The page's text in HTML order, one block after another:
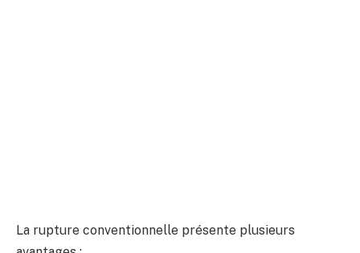
La rupture conventionnelle présente plusieurs